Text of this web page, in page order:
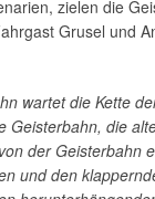
zielen die
Grusel und
wartet die Kette
Geisterbahn, die
der Geisterbahn
und den